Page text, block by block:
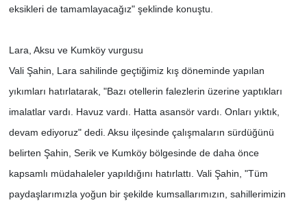
eksikleri de tamamlayacağız" şeklinde konuştu.
Lara, Aksu ve Kumköy vurgusu
Vali Şahin, Lara sahilinde geçtiğimiz kış döneminde yapılan
yıkımları hatırlatarak, "Bazı otellerin falezlerin üzerine yaptıkları
imalatlar vardı. Havuz vardı. Hatta asansör vardı. Onları yıktık,
devam ediyoruz" dedi. Aksu ilçesinde çalışmaların sürdüğünü
belirten Şahin, Serik ve Kumköy bölgesinde de daha önce
kapsamlı müdahaleler yapıldığını hatırlattı. Vali Şahin, "Tüm
paydaşlarımızla yoğun bir şekilde kumsallarımızın, sahillerimizin